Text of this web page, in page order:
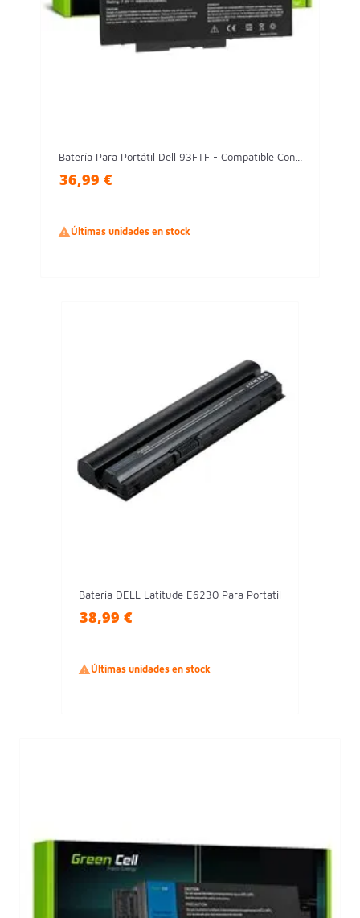
Batería Para Portátil Dell 93FTF - Compatible Con...
36,99 €
Últimas unidades en stock
Batería DELL Latitude E6230 Para Portatil
38,99 €
Últimas unidades en stock